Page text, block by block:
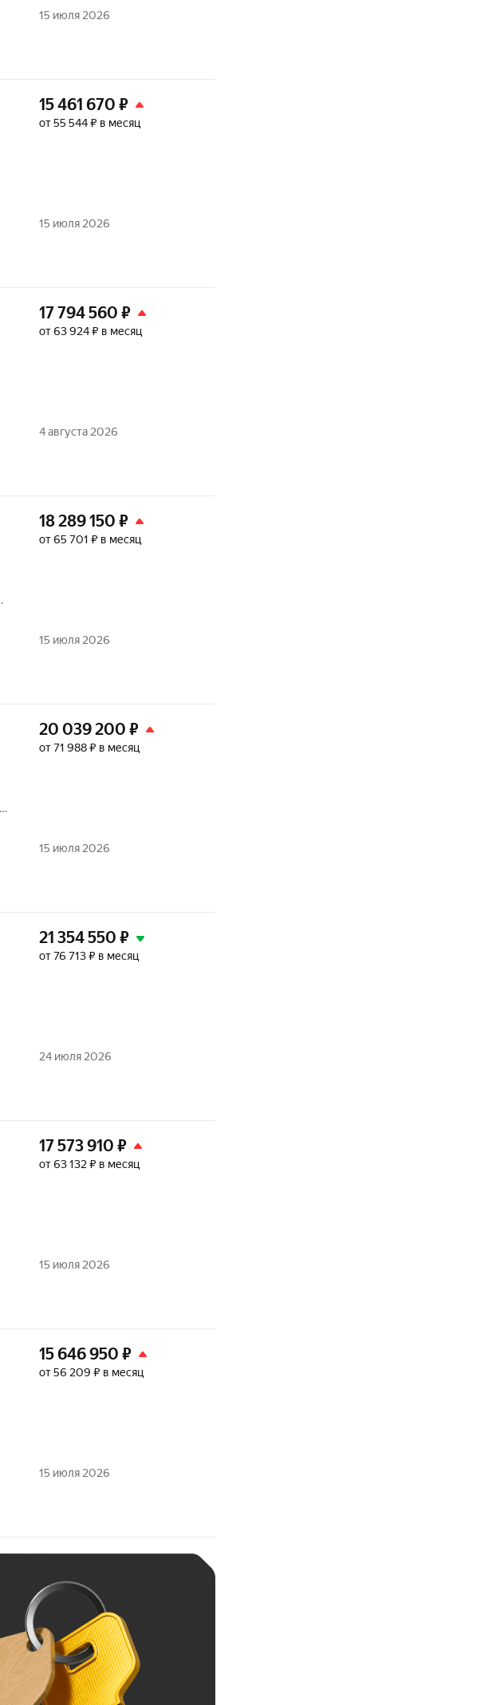
15 июля 2026
15 461 670 ₽
от 55 544 ₽ в месяц
15 июля 2026
17 794 560 ₽
от 63 924 ₽ в месяц
4 августа 2026
18 289 150 ₽
от 65 701 ₽ в месяц
15 июля 2026
20 039 200 ₽
от 71 988 ₽ в месяц
15 июля 2026
21 354 550 ₽
от 76 713 ₽ в месяц
24 июля 2026
17 573 910 ₽
от 63 132 ₽ в месяц
15 июля 2026
15 646 950 ₽
от 56 209 ₽ в месяц
15 июля 2026